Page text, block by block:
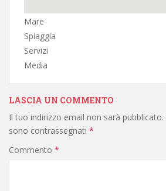
Mare
Spiaggia
Servizi
Media
LASCIA UN COMMENTO
Il tuo indirizzo email non sarà pubblicato.
sono contrassegnati *
Commento *